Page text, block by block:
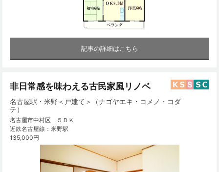
記事の詳細はこちら
非日常感を味わえる古民家風リノベ
名古屋駅・米野＜戸建て＞（ナゴヤエキ・コメノ・コダ
テ）
名古屋市中村区 ５ＤＫ
近鉄名古屋線：米野駅
135,000円